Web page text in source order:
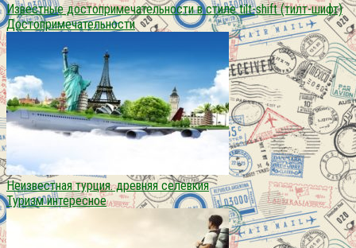
Известные достопримечательности в стиле tilt-shift (тилт-шифт)
Достопримечательности
Неизвестная турция. древняя селевкия
Туризм интересное